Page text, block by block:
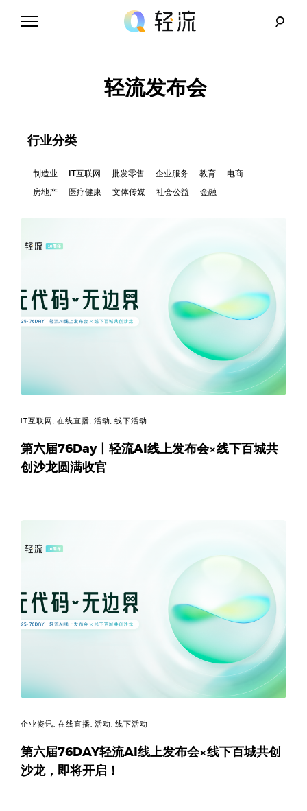
A
I
无
解
决
案
_
低
代
_
代
码
例
白
皮
轻流发布会
行业分类
制造业 IT互联网 批发零售 企业服务 教育
电商
房地产
医疗健康 文体传媒 社会公益 金融
IT互联网 , 在线直播, 活动, 线下活动
第六届76Day丨轻流AI线上发布会×线下百城共
创沙龙圆满收官
企业资讯, 在线直播, 活动, 线下活动
第六届76DAY轻流AI线上发布会×线下百城共创
沙龙，即将开启！